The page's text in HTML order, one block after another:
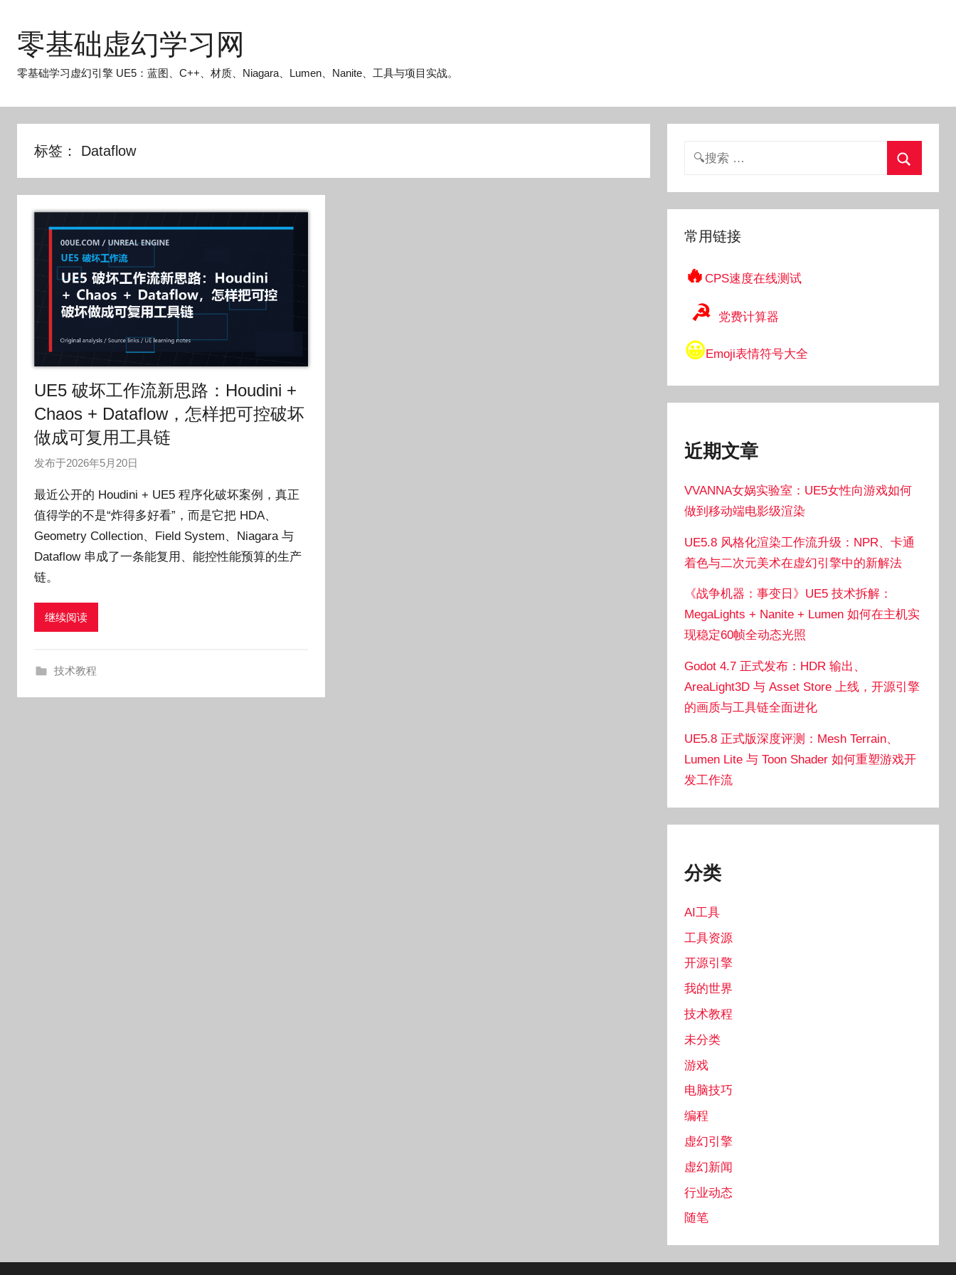
零基础虚幻学习网
零基础学习虚幻引擎 UE5：蓝图、C++、材质、Niagara、Lumen、Nanite、工具与项目实战。
标签： Dataflow
UE5 破坏工作流新思路：Houdini +
Chaos + Dataflow，怎样把可控破坏
做成可复用工具链
发布于2026年5月20日
O
k
g
最近公开的 Houdini + UE5 程序化破坏案例，真正
值得学的不是“炸得多好看”，而是它把 HDA、
Geometry Collection、Field System、Niagara 与
Dataflow 串成了一条能复用、能控性能预算的生产
链。
继续阅读
技术教程
搜
常用链接
🔥CPS速度在线测试
☭ 党费计算器
😀Emoji表情符号大全
近期文章
VVANNA女娲实验室：UE5女性向游戏如何
做到移动端电影级渲染
UE5.8 风格化渲染工作流升级：NPR、卡通
着色与二次元美术在虚幻引擎中的新解法
《战争机器：事变日》UE5 技术拆解：
MegaLights + Nanite + Lumen 如何在主机实
现稳定60帧全动态光照
Godot 4.7 正式发布：HDR 输出、
AreaLight3D 与 Asset Store 上线，开源引擎
的画质与工具链全面进化
UE5.8 正式版深度评测：Mesh Terrain、
Lumen Lite 与 Toon Shader 如何重塑游戏开
发工作流
分类
AI工具
工具资源
开源引擎
我的世界
技术教程
未分类
游戏
电脑技巧
编程
虚幻引擎
虚幻新闻
行业动态
随笔